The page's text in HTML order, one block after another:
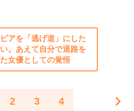
アを「逃げ道」にした
い。あえて自分で退路を
女優としての覚悟
2 3 4